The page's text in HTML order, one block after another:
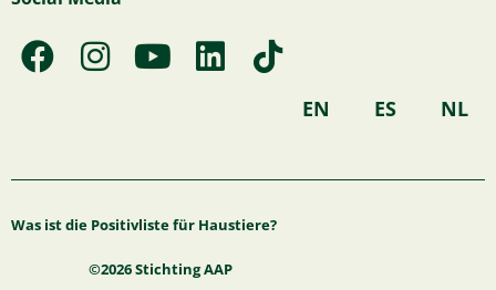
F
a
b
o
o
I
n
a
g
r
a
Y
o
u
b
e
L
i
e
d
i
n
T
i
o
k
EN ES NL
Was ist die Positivliste für Haustiere?
©2026 Stichting AAP